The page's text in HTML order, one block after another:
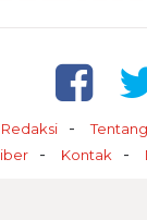
Redaksi
Kontak